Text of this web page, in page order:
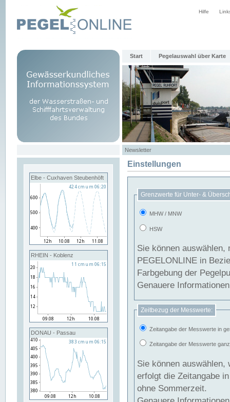
Hilfe
Start Pegelauswahl über Karte
Newsletter
Elbe - Cuxhaven Steubenhöft
RHEIN - Koblenz
DONAU - Passau
Einstellungen
Grenzwerte für Unter- &
MHW / MNW
HSW
Sie können
PEGELONLINE in Beziehung
Farbgebung der
Genauere
Zeitbezug der Messwerte:
Zeitangabe der Messwerte in
Zeitangabe der Messwerte
Sie können auswählen,
erfolgt die Zeitangabe
ohne Sommerzeit.